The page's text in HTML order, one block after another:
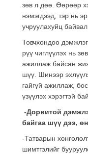
зөв л дөө. Өөрөөр
нэмэгдээд, тэр нь
учруулахуйц
Товчхондоо
рүү чиглүүлэх нь
ажиллаж байсан
шүү. Шинээр
гайгүй ажиллаж,
үзүүлэх хэрэгтэй
-Дорвитой
байгаа шүү дээ,
-Татварын
шимтгэлийг